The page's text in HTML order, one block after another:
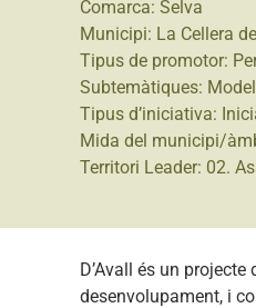
Comarca: Selva
Municipi: La Cellera
Tipus de promotor:
Subtemàtiques:
Tipus d’iniciativa:
Mida del municipi/
Territori Leader: 02.
D’Avall és un
desenvolupament, i